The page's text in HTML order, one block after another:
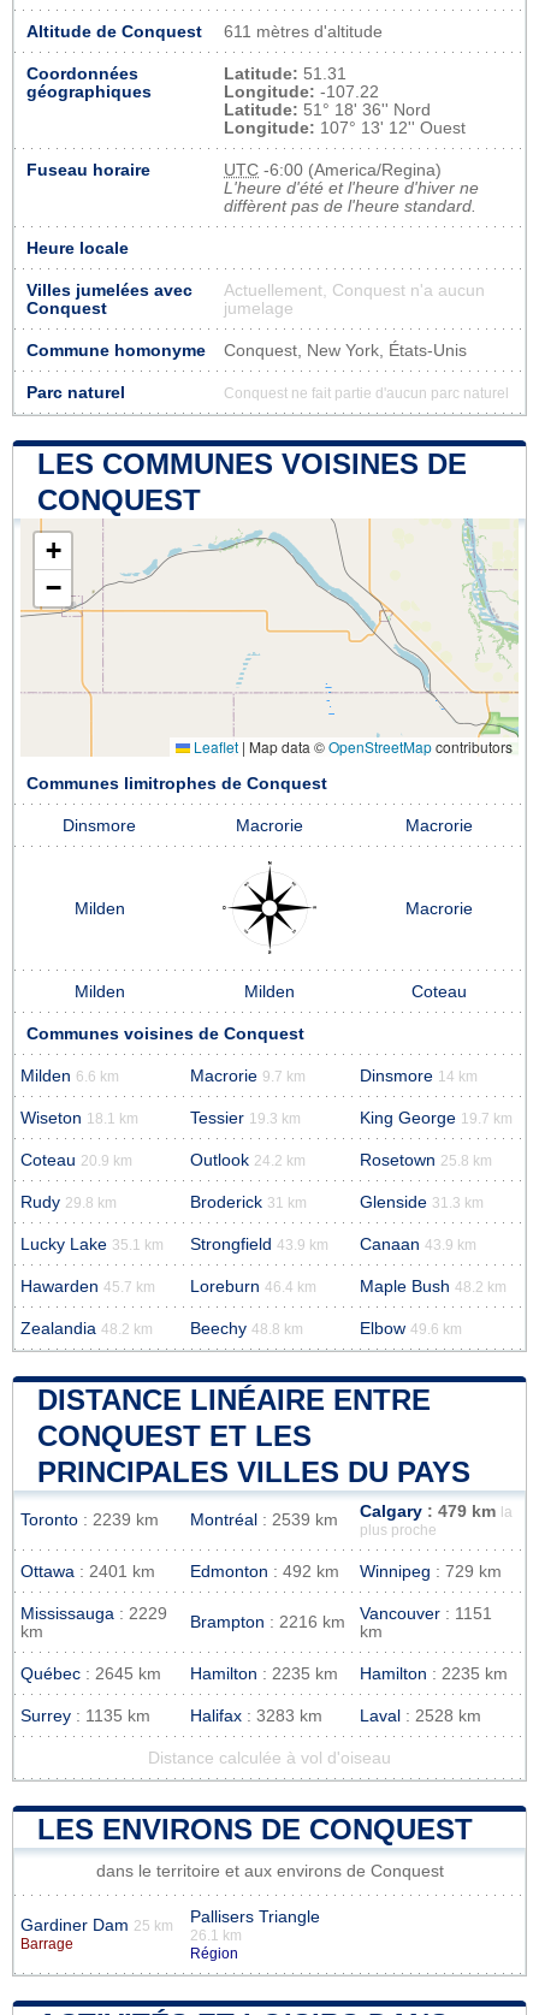
Altitude de Conquest 611 mètres d'altitude
Coordonnées
géographiques
Latitude: 51.31
Longitude: -107.22
Latitude: 51° 18' 36'' Nord
Longitude: 107° 13' 12'' Ouest
Fuseau horaire UTC -6:00 (America/Regina)
L'heure d'été et l'heure d'hiver ne
diffèrent pas de l'heure standard.
Heure locale
Villes jumelées avec
Conquest
Actuellement, Conquest n'a aucun
jumelage
Commune homonyme Conquest, New York, États-Unis
Parc naturel Conquest ne fait partie d'aucun parc naturel
LES COMMUNES VOISINES DE
CONQUEST
+
−
Leaflet | Map data ©OpenStreetMapcontributors
Communes limitrophes de Conquest
Dinsmore Macrorie Macrorie
Milden Macrorie
Milden Milden Coteau
Communes voisines de Conquest
Milden 6.6 km Macrorie 9.7 km Dinsmore 14 km
Wiseton 18.1 km Tessier 19.3 km King George 19.7 km
Coteau 20.9 km Outlook 24.2 km Rosetown 25.8 km
Rudy 29.8 km Broderick 31 km Glenside 31.3 km
Lucky Lake 35.1 km Strongfield 43.9 km Canaan 43.9 km
Hawarden 45.7 km Loreburn 46.4 km Maple Bush 48.2 km
Zealandia 48.2 km Beechy 48.8 km Elbow 49.6 km
DISTANCE LINÉAIRE ENTRE
CONQUEST ET LES
PRINCIPALES VILLES DU PAYS
Toronto : 2239 km Montréal : 2539 km Calgary : 479 km
la
plus proche
Ottawa : 2401 km Edmonton : 492 km Winnipeg : 729 km
Mississauga : 2229
km
Brampton : 2216 km Vancouver : 1151
km
Québec : 2645 km Hamilton : 2235 km Hamilton : 2235 km
Surrey : 1135 km Halifax : 3283 km Laval : 2528 km
Distance calculée à vol d'oiseau
LES ENVIRONS DE CONQUEST
dans le territoire et aux environs de Conquest
Gardiner Dam 25 km
Barrage
Pallisers Triangle
26.1 km
Région